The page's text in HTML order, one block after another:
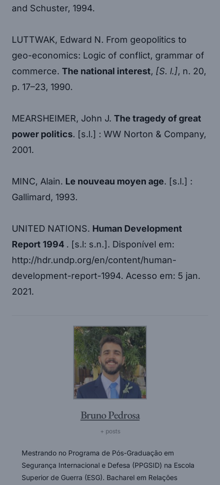
and Schuster, 1994.
LUTTWAK, Edward N. From geopolitics to
geo-economics: Logic of conflict, grammar of
commerce. The national interest, [S. l.], n. 20,
p. 17–23, 1990.
MEARSHEIMER, John J. The tragedy of great
power politics. [s.l.] : WW Norton & Company,
2001.
MINC, Alain. Le nouveau moyen age. [s.l.] :
Gallimard, 1993.
UNITED NATIONS. Human Development
Report 1994 . [s.l: s.n.]. Disponível em:
http://hdr.undp.org/en/content/human-
development-report-1994. Acesso em: 5 jan.
2021.
Bruno Pedrosa
+ posts
Mestrando no Programa de Pós-Graduação em
Segurança Internacional e Defesa (PPGSID) na Escola
Superior de Guerra (ESG). Bacharel em Relações